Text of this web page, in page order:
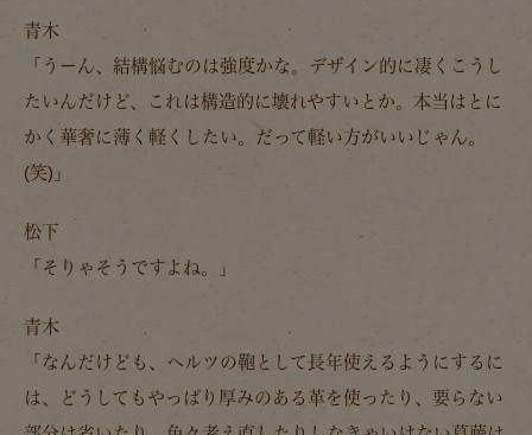
青木
「うーん、結構悩むのは強度かな。デザイン的に凄くこうし
たいんだけど、これは構造的に壊れやすいとか。本当はとに
かく華奢に薄く軽くしたい。だって軽い方がいいじゃん。
(笑)」
松下
「そりゃそうですよね。」
青木
「なんだけども、ヘルツの鞄として長年使えるようにするに
は、どうしてもやっぱり厚みのある革を使ったり、要らない